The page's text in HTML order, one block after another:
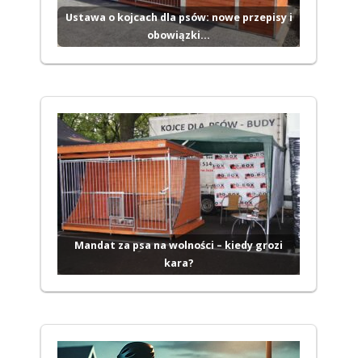
Ustawa o kojcach dla psów: nowe przepisy i
obowiązki…
Mandat za psa na wolności – kiedy grozi
kara?